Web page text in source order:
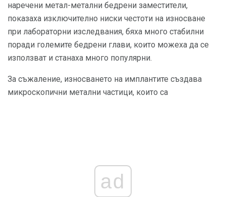
наречени метал-метални бедрени заместители,
показаха изключително ниски честоти на износване
при лабораторни изследвания, бяха много стабилни
поради големите бедрени глави, които можеха да се
използват и станаха много популярни.
За съжаление, износването на имплантите създава
микроскопични метални частици, които са
ad